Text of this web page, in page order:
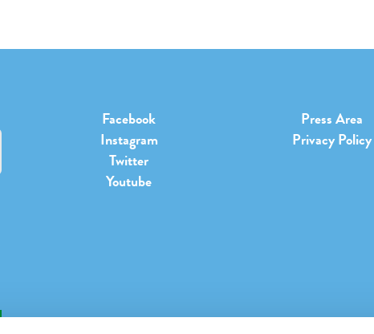
Facebook
Instagram
Twitter
Youtube
Press Area
Privacy Policy